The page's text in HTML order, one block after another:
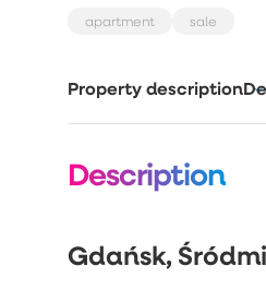
apartment sale
Property description
Description
Gdańsk,